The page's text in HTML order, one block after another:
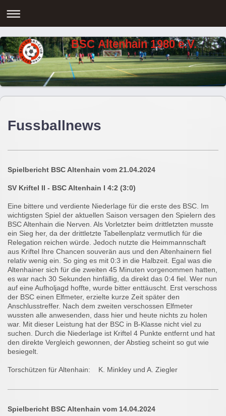
BSC Altenhain 1980 e.V.
Fussballnews
Spielbericht BSC Altenhain vom 21.04.2024
SV Kriftel II - BSC Altenhain I 4:2 (3:0)
Eine bittere und verdiente Niederlage für die erste des BSC. Im
wichtigsten Spiel der aktuellen Saison versagen den Spielern des
BSC Altenhain die Nerven. Als Vorletzter beim drittletzten musste
ein Sieg her, da der drittletzte Tabellenplatz vermutlich für die
Relegation reichen würde. Jedoch nutzte die Heimmannschaft
aus Kriftel Ihre Chancen souverän aus und den Altenhainern fiel
relativ wenig ein. So ging es mit 0:3 in die Halbzeit. Egal was die
Altenhainer sich für die zweiten 45 Minuten vorgenommen hatten,
es war nach 30 Sekunden hinfällig, da direkt das 0:4 fiel. Wer nun
auf eine Aufholjagd hoffte, wurde bitter enttäuscht. Erst verschoss
der BSC einen Elfmeter, erzielte kurze Zeit später den
Anschlusstreffer. Nach dem zweiten verschossen Elfmeter
wussten alle anwesenden, dass hier und heute nichts zu holen
war. Mit dieser Leistung hat der BSC in B-Klasse nicht viel zu
suchen. Durch die Niederlage ist Kriftel 4 Punkte entfernt und hat
den direkte Vergleich gewonnen, der Abstieg scheint so gut wie
besiegelt.
Torschützen für Altenhain: K. Minkley und A. Ziegler
Spielbericht BSC Altenhain vom 14.04.2024